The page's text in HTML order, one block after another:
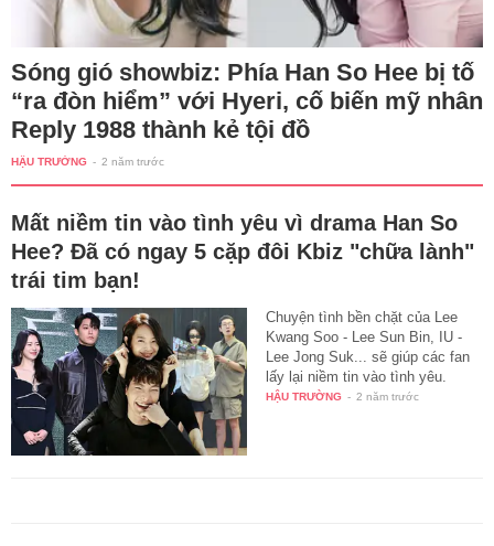
Sóng gió showbiz: Phía Han So Hee bị tố
“ra đòn hiểm” với Hyeri, cố biến mỹ nhân
Reply 1988 thành kẻ tội đồ
HẬU TRƯỜNG - 2 năm trước
Mất niềm tin vào tình yêu vì drama Han So
Hee? Đã có ngay 5 cặp đôi Kbiz "chữa lành"
trái tim bạn!
Chuyện tình bền chặt của Lee
Kwang Soo - Lee Sun Bin, IU -
Lee Jong Suk... sẽ giúp các fan
lấy lại niềm tin vào tình yêu.
HẬU TRƯỜNG - 2 năm trước